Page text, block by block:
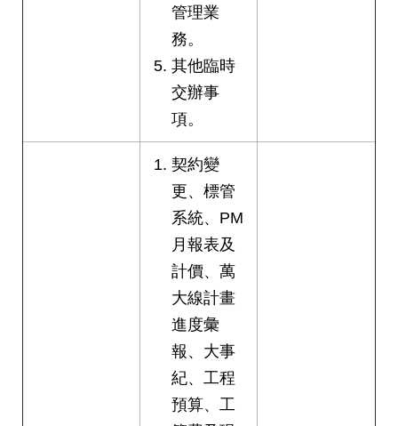
管理業
務。
其他臨時
交辦事
項。
契約變
更、標管
系統、PM
月報表及
計價、萬
大線計畫
進度彙
報、大事
紀、工程
預算、工